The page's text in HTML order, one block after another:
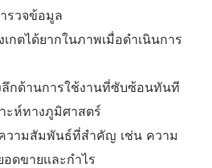
รวจข้อมูล
กตได้ยากในภาพเมื่อดำเนินการ
ลึกด้านการใช้งานที่ซับซ้อนทันที
ะห์ทางภูมิศาสตร์
วามสัมพันธ์ที่สำคัญ เช่น ความ
ดขายและกำไร